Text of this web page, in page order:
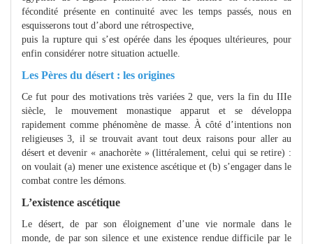
fécondité présente en continuité avec les temps passés, nous en
esquisserons tout d’abord une rétrospective,
puis la rupture qui s’est opérée dans les époques ultérieures, pour
enfin considérer notre situation actuelle.
Les Pères du désert : les origines
Ce fut pour des motivations très variées 2 que, vers la fin du IIIe
siècle, le mouvement monastique apparut et se développa
rapidement comme phénomène de masse. À côté d’intentions non
religieuses 3, il se trouvait avant tout deux raisons pour aller au
désert et devenir « anachorète » (littéralement, celui qui se retire) :
on voulait (a) mener une existence ascétique et (b) s’engager dans le
combat contre les démons.
L’existence ascétique
Le désert, de par son éloignement d’une vie normale dans le
monde, de par son silence et une existence rendue difficile par le